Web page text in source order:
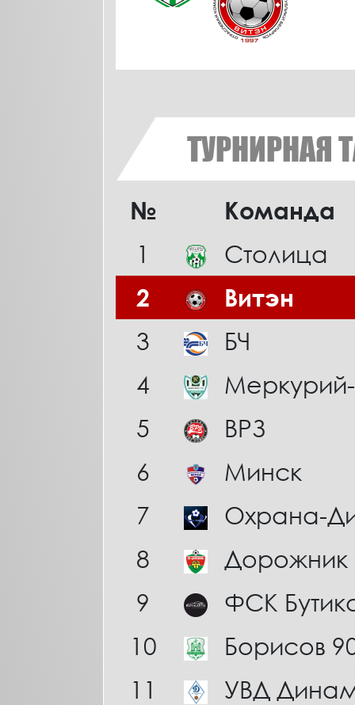
ТУРНИРНАЯ
№
Команда
1
Столица
2
Витэн
3
БЧ
4
Меркурий-
5
ВРЗ
6
Минск
7
Охрана-
8
Дорожник
9
ФСК
10
Борисов
11
УВД